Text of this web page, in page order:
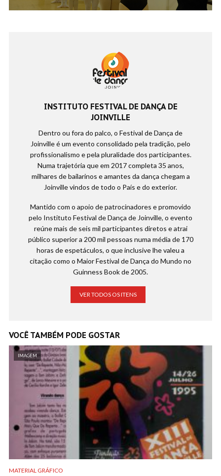
INSTITUTO FESTIVAL DE DANÇA DE
JOINVILLE
Dentro ou fora do palco, o Festival de Dança de
Joinville é um evento consolidado pela tradição, pelo
profissionalismo e pela pluralidade dos participantes.
Numa trajetória que em 2017 completa 35 anos,
milhares de bailarinos e amantes da dança chegam a
Joinville vindos de todo o País e do exterior.
Mantido com o apoio de patrocinadores e promovido
pelo Instituto Festival de Dança de Joinville, o evento
reúne mais de seis mil participantes diretos e atrai
público superior a 200 mil pessoas numa média de 170
horas de espetáculos, o que inclusive lhe valeu a
citação como o Maior Festival de Dança do Mundo no
Guinness Book de 2005.
VER TODOS OS ITENS
VOCÊ TAMBÉM PODE GOSTAR
IMAGEM
MATERIAL GRÁFICO